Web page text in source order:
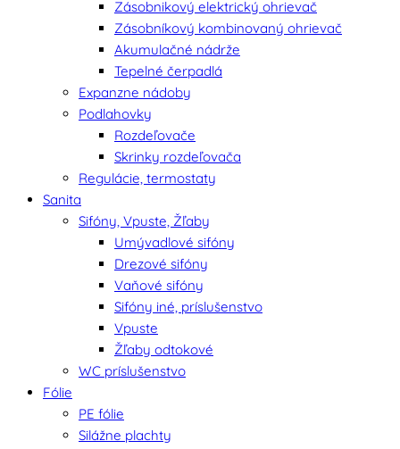
Zásobnikový elektrický ohrievač
Zásobníkový kombinovaný ohrievač
Akumulačné nádrže
Tepelné čerpadlá
Expanzne nádoby
Podlahovky
Rozdeľovače
Skrinky rozdeľovača
Regulácie, termostaty
Sanita
Sifóny, Vpuste, Žľaby
Umývadlové sifóny
Drezové sifóny
Vaňové sifóny
Sifóny iné, príslušenstvo
Vpuste
Žľaby odtokové
WC príslušenstvo
Fólie
PE fólie
Silážne plachty